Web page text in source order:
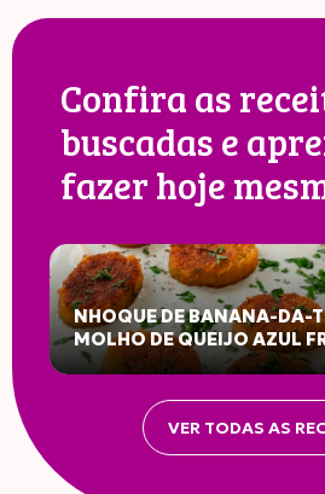
Confira as
buscadas e
fazer hoje
NHOQUE DE BANANA-DA-
MOLHO DE QUEIJO AZUL
VER TODAS AS